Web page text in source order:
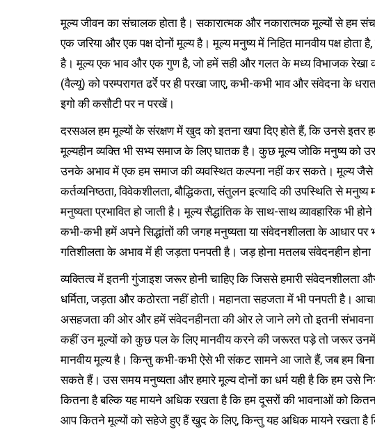
मूल्य जीवन का संचालक होता है। सकारात्मक और नकारात्मक मूल्यों से हम
एक जरिया और एक पक्ष दोनों मूल्य है। मूल्य मनुष्य में निहित मानवीय पक्ष होता
है। मूल्य एक भाव और एक गुण है, जो हमें सही और गलत के मध्य विभाजक रेखा का
(वैल्यू) को परम्परागत ढर्रे पर ही परखा जाए, कभी-कभी भाव और संवेदना के
इगो की कसौटी पर न परखें।
दरसअल हम मूल्यों के संरक्षण में खुद को इतना खपा दिए होते हैं, कि उनसे इतर
मूल्यहीन व्यक्ति भी सभ्य समाज के लिए घातक है। कुछ मूल्य जोकि मनुष्य को
उनके अभाव में एक हम समाज की व्यवस्थित कल्पना नहीं कर सकते। मूल्य जैसे
कर्तव्यनिष्ठता, विवेकशीलता, बौद्धिकता, संतुलन इत्यादि की उपस्थिति से
मनुष्यता प्रभावित हो जाती है। मूल्य सैद्धांतिक के साथ-साथ व्यावहारिक भी
कभी-कभी हमें अपने सिद्धांतों की जगह मनुष्यता या संवेदनशीलता के आधार पर
गतिशीलता के अभाव में ही जड़ता पनपती है। जड़ होना मतलब संवेदनहीन होना
व्यक्तित्व में इतनी गुंजाइश जरूर होनी चाहिए कि जिससे हमारी संवेदनशीलता
धर्मिता, जड़ता और कठोरता नहीं होती। महानता सहजता में भी पनपती है।
असहजता की ओर और हमें संवेदनहीनता की ओर ले जाने लगे तो इतनी
कहीं उन मूल्यों को कुछ पल के लिए मानवीय करने की जरूरत पड़े तो जरूर उनमें
मानवीय मूल्य है। किन्तु कभी-कभी ऐसे भी संकट सामने आ जाते हैं, जब हम
सकते हैं। उस समय मनुष्यता और हमारे मूल्य दोनों का धर्म यही है कि हम उसे
कितना है बल्कि यह मायने अधिक रखता है कि हम दूसरों की भावनाओं को
आप कितने मूल्यों को सहेजे हुए हैं खुद के लिए, किन्तु यह अधिक मायने रखता है